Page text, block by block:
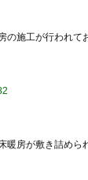
の施工が行われて
暖房が敷き詰めら